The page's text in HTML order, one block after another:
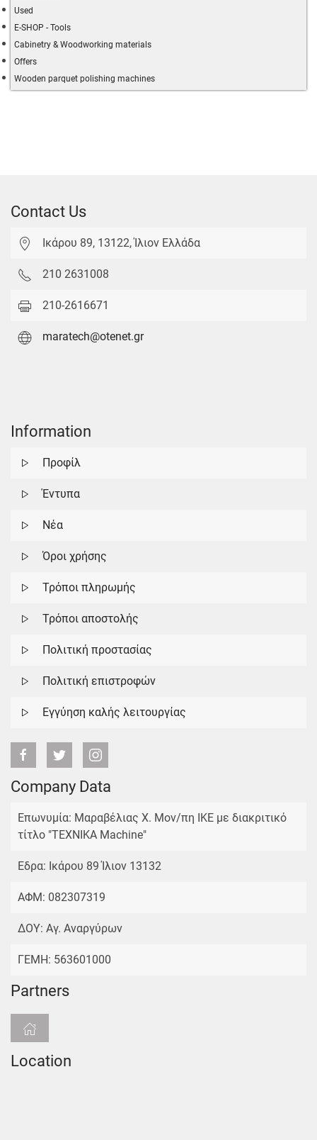
Used
E-SHOP - Tools
Cabinetry & Woodworking materials
Offers
Wooden parquet polishing machines
Contact Us
Ικάρου 89, 13122, Ίλιον Ελλάδα
210 2631008
210-2616671
maratech@otenet.gr
Information
Προφίλ
Έντυπα
Νέα
Όροι χρήσης
Τρόποι πληρωμής
Τρόποι αποστολής
Πολιτική προστασίας
Πολιτική επιστροφών
Εγγύηση καλής λειτουργίας
Company Data
Επωνυμία: Μαραβέλιας Χ. Μον/πη ΙΚΕ με διακριτικό
τίτλο "TEXNIKA Machine"
Εδρα: Ικάρου 89 Ίλιον 13132
ΑΦΜ: 082307319
ΔΟΥ: Αγ. Αναργύρων
ΓΕΜΗ: 563601000
Partners
Location